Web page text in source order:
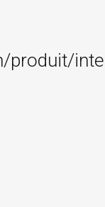
produit/